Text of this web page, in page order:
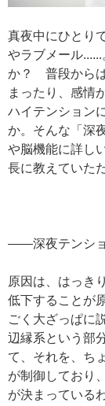
真夜中にひとり
やラブメール
か？ 普段から
まったり、感情
ハイテンション
か。そんな「深
や脳機能に詳し
長に教えていた
——深夜テンショ
原因は、はっき
低下することが
ごく大ざっぱに
辺縁系という部
て、それを、ち
が制御しており
が決まっている